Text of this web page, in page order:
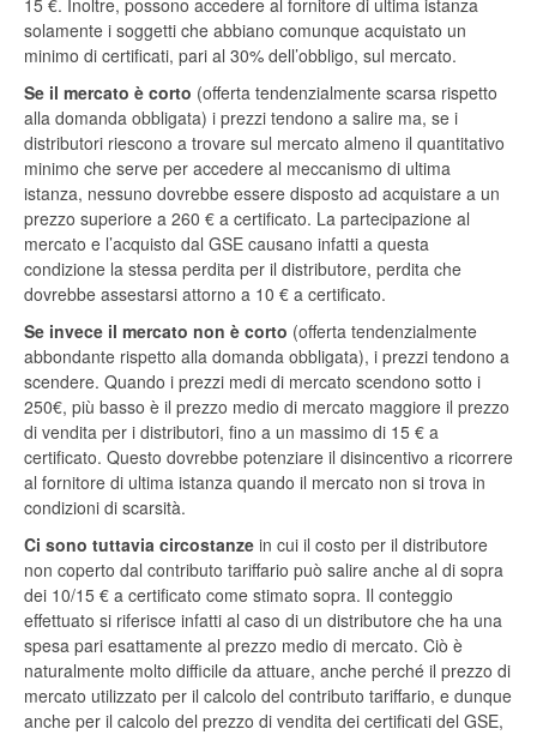
15 €. Inoltre, possono accedere al fornitore di ultima istanza
solamente i soggetti che abbiano comunque acquistato un
minimo di certificati, pari al 30% dell’obbligo, sul mercato.
Se il mercato è corto (offerta tendenzialmente scarsa rispetto
alla domanda obbligata) i prezzi tendono a salire ma, se i
distributori riescono a trovare sul mercato almeno il quantitativo
minimo che serve per accedere al meccanismo di ultima
istanza, nessuno dovrebbe essere disposto ad acquistare a un
prezzo superiore a 260 € a certificato. La partecipazione al
mercato e l’acquisto dal GSE causano infatti a questa
condizione la stessa perdita per il distributore, perdita che
dovrebbe assestarsi attorno a 10 € a certificato.
Se invece il mercato non è corto (offerta tendenzialmente
abbondante rispetto alla domanda obbligata), i prezzi tendono a
scendere. Quando i prezzi medi di mercato scendono sotto i
250€, più basso è il prezzo medio di mercato maggiore il prezzo
di vendita per i distributori, fino a un massimo di 15 € a
certificato. Questo dovrebbe potenziare il disincentivo a ricorrere
al fornitore di ultima istanza quando il mercato non si trova in
condizioni di scarsità.
Ci sono tuttavia circostanze in cui il costo per il distributore
non coperto dal contributo tariffario può salire anche al di sopra
dei 10/15 € a certificato come stimato sopra. Il conteggio
effettuato si riferisce infatti al caso di un distributore che ha una
spesa pari esattamente al prezzo medio di mercato. Ciò è
naturalmente molto difficile da attuare, anche perché il prezzo di
mercato utilizzato per il calcolo del contributo tariffario, e dunque
anche per il calcolo del prezzo di vendita dei certificati del GSE,